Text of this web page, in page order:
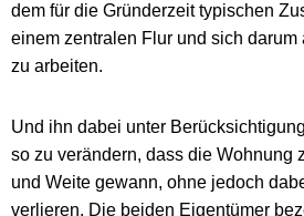
dem für die Gründerzeit typischen
einem zentralen Flur und sich darum
zu arbeiten.
Und ihn dabei unter
so zu verändern, dass die Wohnung
und Weite gewann, ohne jedoch
verlieren. Die beiden Eigentümer